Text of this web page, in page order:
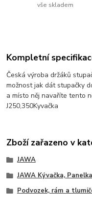
vše skladem
Kompletní
Česká výroba držáků
možnost jak dát stupačky
a místo něj navaříte tento
J250,350Kyvačka
Zboží zařazeno v
JAWA
JAWA Kývačka,
Podvozek, rám a